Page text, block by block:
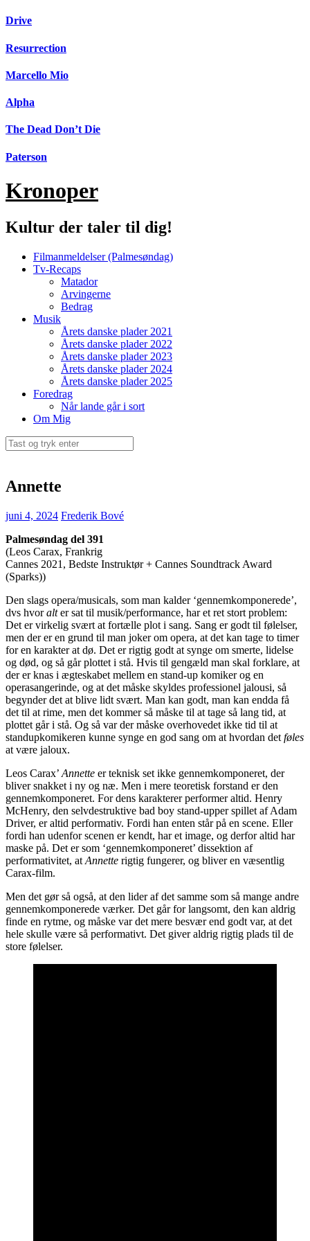
Videre
indhold
Drive
Resurrection
Marcello Mio
Alpha
The Dead Don’t Die
Paterson
Kronoper
Kultur der taler til dig!
Filmanmeldelser (Palmesøndag)
Tv-Recaps
Matador
Arvingerne
Bedrag
Musik
Årets danske plader 2021
Årets danske plader 2022
Årets danske plader 2023
Årets danske plader 2024
Årets danske plader 2025
Foredrag
Når lande går i sort
Om Mig
Søg
efter:
Annette
juni 4, 2024 Frederik Bové
Palmesøndag del 391
(Leos Carax, Frankrig
Cannes 2021, Bedste Instruktør + Cannes Soundtrack Award
(Sparks))
Den slags opera/musicals, som man kalder ‘gennemkomponerede’,
dvs hvoralter sat til musik/performance, har et ret stort problem:
Det er virkelig svært at fortælle plot i sang. Sang er godt til følelser,
men der er en grund til man joker om opera, at det kan tage to timer
for en karakter at dø. Det er rigtig godt at synge om smerte, lidelse
og død, og så går plottet i stå. Hvis til gengæld man skal forklare, at
der er knas i ægteskabet mellem en stand-up komiker og en
operasangerinde, og at det måske skyldes professionel jalousi, så
begynder det at blive lidt svært. Man kan godt, man kan endda få
det til at rime, men det kommer så måske til at tage så lang tid, at
plottet går i stå. Og så var der måske overhovedet ikke tid til at
standupkomikeren kunne synge en god sang om at hvordan det føles
at være jaloux.
Leos Carax’ Annette er teknisk set ikke gennemkomponeret, der
bliver snakket i ny og næ. Men i mere teoretisk forstand er den
gennemkomponeret. For dens karakterer performer altid. Henry
McHenry, den selvdestruktive bad boy stand-upper spillet af Adam
Driver, er altid performativ. Fordi han enten står på en scene. Eller
fordi han udenfor scenen er kendt, har et image, og derfor altid har
maske på. Det er som ‘gennemkomponeret’ dissektion af
performativitet, at Annette rigtig fungerer, og bliver en væsentlig
Carax-film.
Men det gør så også, at den lider af det samme som så mange andre
gennemkomponerede værker. Det går for langsomt, den kan aldrig
finde en rytme, og måske var det mere besvær end godt var, at det
hele skulle være så performativt. Det giver aldrig rigtig plads til de
store følelser.